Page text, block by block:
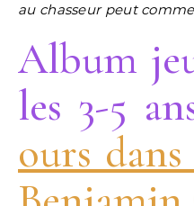
au chasseur peut
Album
les 3-5
ours